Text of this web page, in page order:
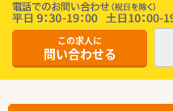
この求人に
問い合わせる